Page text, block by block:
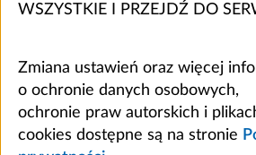
WSZYSTKIE I PRZEJDŹ DO
Zmiana ustawień oraz więcej
o ochronie danych osobowych,
ochronie praw autorskich i
cookies dostępne są na stronie